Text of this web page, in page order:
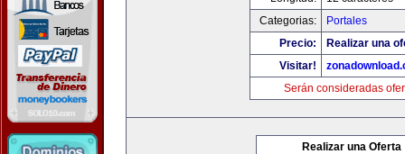
Categorias:
Portales
Precio:
Realizar una
Visitar!
Serán consideradas
Realizar una Oferta